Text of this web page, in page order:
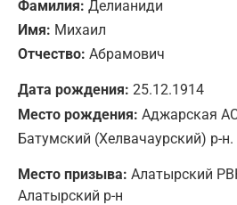
Фамилия: Делианиди
Имя: Михаил
Отчество: Абрамович
Дата рождения: 25.12.1914
Место рождения: Аджарская
Батумский (Хелвачаурский) р-н.
Место призыва: Алатырский
Алатырский р-н